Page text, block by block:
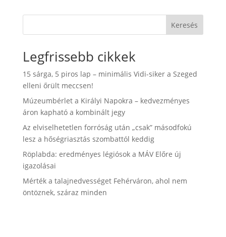
Keresés
Legfrissebb cikkek
15 sárga, 5 piros lap – minimális Vidi-siker a Szeged
elleni őrült meccsen!
Múzeumbérlet a Királyi Napokra – kedvezményes
áron kapható a kombinált jegy
Az elviselhetetlen forróság után „csak” másodfokú
lesz a hőségriasztás szombattól keddig
Röplabda: eredményes légiósok a MÁV Előre új
igazolásai
Mérték a talajnedvességet Fehérváron, ahol nem
öntöznek, száraz minden